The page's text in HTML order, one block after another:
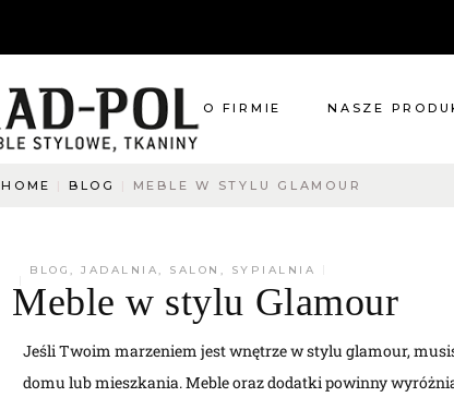
O FIRMIE
Aktualności
O co pytacie?
NASZE
Renowacje
Dodatki
Tkaniny
HOME BLOG MEBLE W STYLU GLAMOUR
BLOG , JADALNIA, SALON , SYPIALNIA
Meble w stylu Glamour
Jeśli Twoim marzeniem jest wnętrze w stylu glamour,
domu lub mieszkania. Meble oraz dodatki powinny